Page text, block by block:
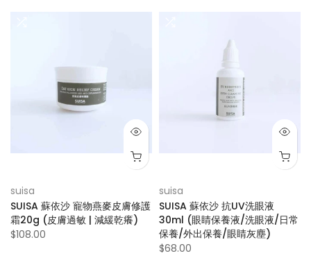
suisa
SUISA 蘇依沙 寵物燕麥皮膚修護
霜20g (皮膚過敏 | 減緩乾癢)
$108.00
suisa
SUISA 蘇依沙 抗UV洗眼液
30ml (眼睛保養液/洗眼液/日常
保養/外出保養/眼睛灰塵)
$68.00